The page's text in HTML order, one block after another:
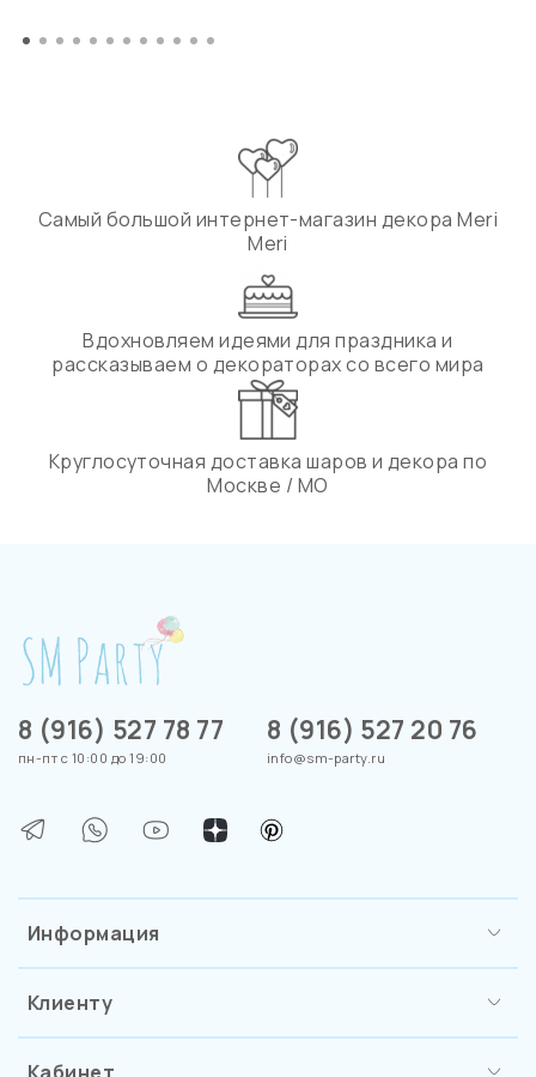
Самый большой интернет-магазин декора Meri
Meri
Вдохновляем идеями для праздника и
рассказываем о декораторах со всего мира
Круглосуточная доставка шаров и декора по
Москве / МО
Информация
Клиенту
8 (916) 527 78 77
пн-пт с 10:00 до 19:00
8 (916) 527 20 76
info@sm-party.ru